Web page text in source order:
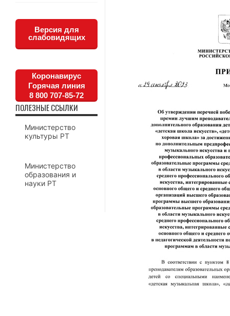
Версия для
слабовидящих
Коронавирус
Горячая линия
8 800 707-85-72
ПОЛЕЗНЫЕ ССЫЛКИ
Министерство
культуры РТ
Министерство
образования и
науки РТ